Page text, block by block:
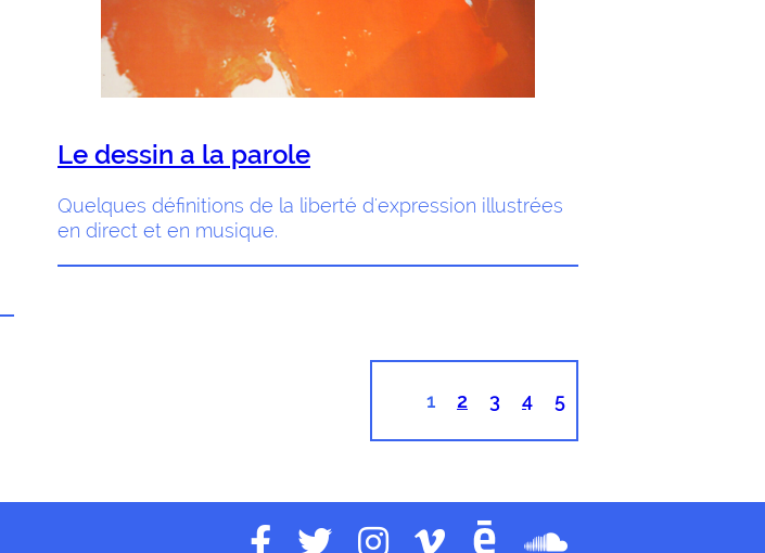
Le dessin a la parole
Quelques définitions de la liberté d'expression illustrées
en direct et en musique.
1 2 3 4 5